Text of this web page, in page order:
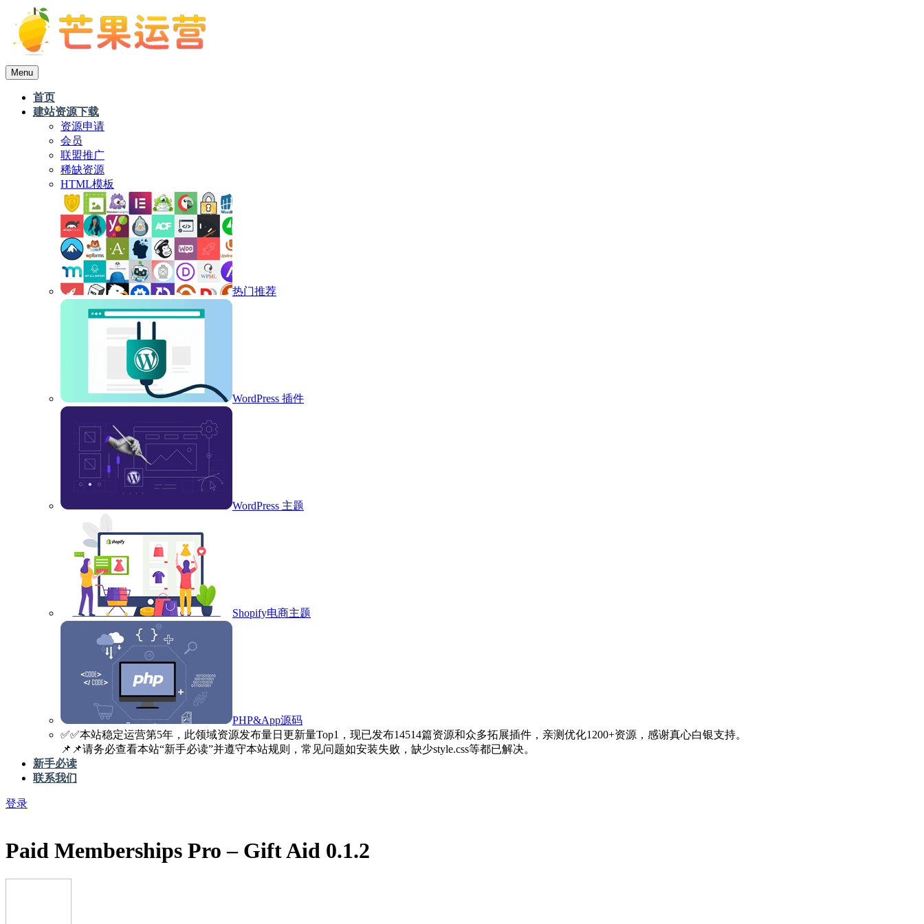
Menu
首页
建站资源下载
资源申请
会员
联盟推广
稀缺资源
HTML模板
热门推荐
WordPress 插件
WordPress 主题
Shopify电商主题
PHP&App源码
✅️✅️本站稳定运营第5年，此领域资源发布量日更新量Top1，现已发布14514篇资源和众多拓展插件，亲测优化1200+资源，感谢真心白银支持。
📌📌请务必查看本站“新手必读”并遵守本站规则，常见问题如安装失败，缺少style.css等都已解决。
新手必读
联系我们
登录
Paid Memberships Pro – Gift Aid 0.1.2